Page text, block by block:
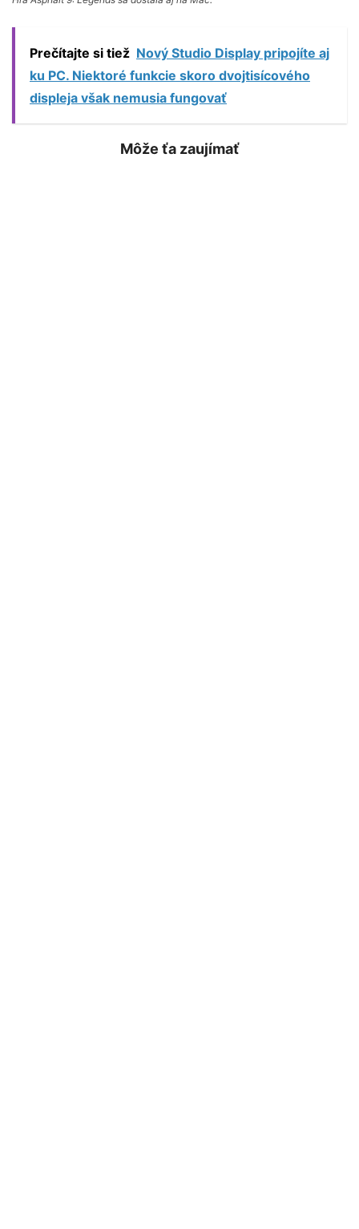
Prečítajte si tiež Nový Studio Display pripojíte aj
ku PC. Niektoré funkcie skoro dvojtisícového
displeja však nemusia fungovať
Môže ťa zaujímať